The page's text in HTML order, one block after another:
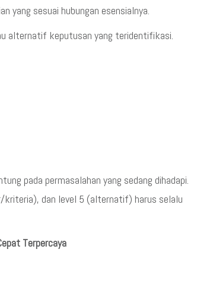
yang sesuai hubungan esensialnya.
alternatif keputusan yang teridentifikasi.
pada permasalahan yang sedang dihadapi.
dan level 5 (alternatif) harus selalu
Terpercaya